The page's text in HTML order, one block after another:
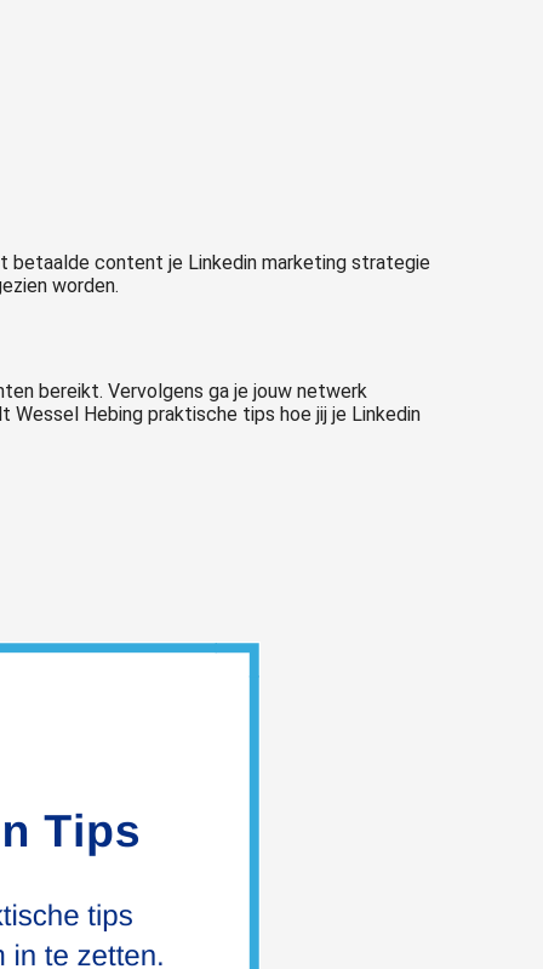
content je Linkedin marketing strategie
worden.
bereikt. Vervolgens ga je jouw netwerk
Hebing praktische tips hoe jij je Linkedin